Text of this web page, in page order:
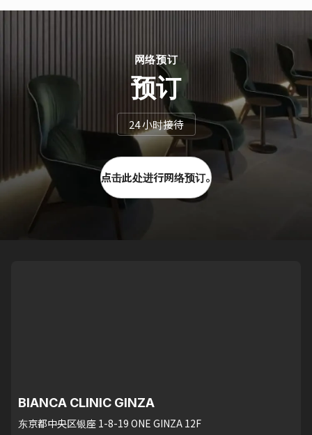
网络预订
预订
24 小时接待
点击此处进行网络预订。
BIANCA CLINIC GINZA
东京都中央区银座 1-8-19 ONE GINZA 12F